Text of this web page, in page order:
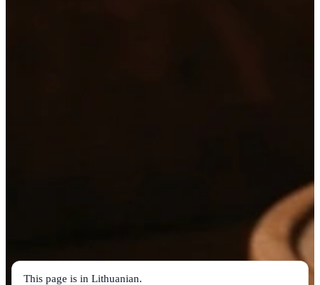
This page is in Lithuanian.